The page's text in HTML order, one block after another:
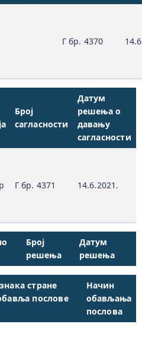
Г бр. 4370
Број
сагласности
Датум
решења о
давању
сагласности
Г бр. 4371 14.6.2021.
Број
решења
Датум
решења
стране
послове
Начин
обављања
послова